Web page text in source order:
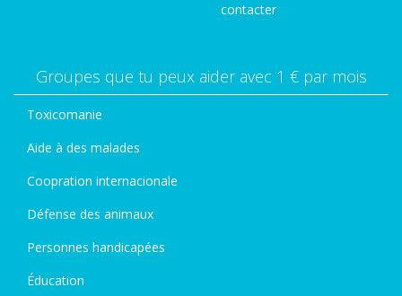
contacter
Groupes que tu peux aider avec 1 € par mois
Toxicomanie
Aide à des malades
Coopration internacionale
Défense des animaux
Personnes handicapées
Éducation